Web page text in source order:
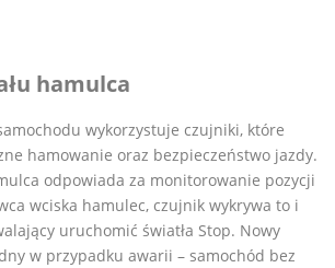
hamulca
wykorzystuje czujniki, które
hamowanie oraz bezpieczeństwo jazdy.
odpowiada za monitorowanie pozycji
wciska hamulec, czujnik wykrywa to i
uruchomić światła Stop. Nowy
w przypadku awarii – samochód bez